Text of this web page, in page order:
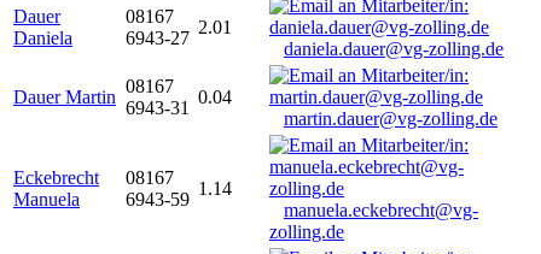
Dauer
Daniela
08167
6943-27
2.01
daniela.dauer@vg-zolling.de
Dauer Martin
08167
6943-31
0.04
martin.dauer@vg-zolling.de
Eckebrecht
Manuela
08167
6943-59
1.14
manuela.eckebrecht@vg-
zolling.de